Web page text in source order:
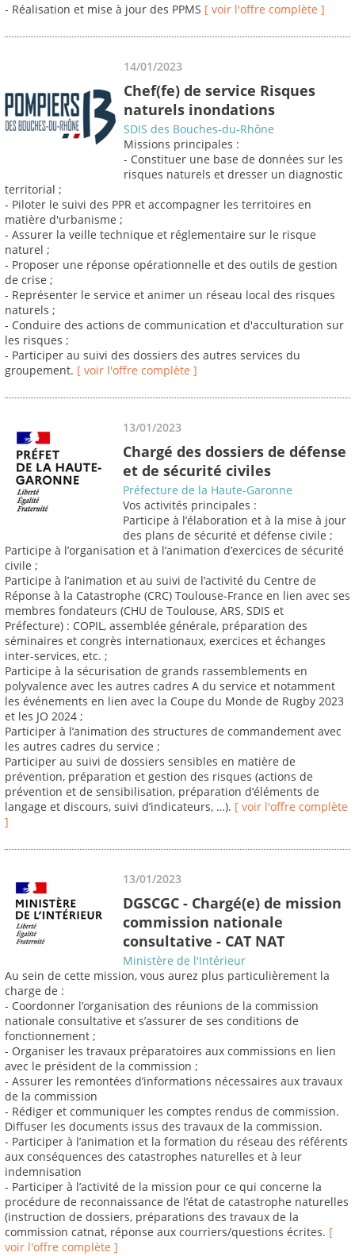
- Réalisation et mise à jour des PPMS [ voir l'offre complète ]
14/01/2023
Chef(fe) de service Risques
naturels inondations
SDIS des Bouches-du-Rhône
Missions principales :
- Constituer une base de données sur les
risques naturels et dresser un diagnostic
territorial ;
- Piloter le suivi des PPR et accompagner les territoires en
matière d'urbanisme ;
- Assurer la veille technique et réglementaire sur le risque
naturel ;
- Proposer une réponse opérationnelle et des outils de gestion
de crise ;
- Représenter le service et animer un réseau local des risques
naturels ;
- Conduire des actions de communication et d'acculturation sur
les risques ;
- Participer au suivi des dossiers des autres services du
groupement. [ voir l'offre complète ]
13/01/2023
Chargé des dossiers de défense
et de sécurité civiles
Préfecture de la Haute-Garonne
Vos activités principales :
Participe à l’élaboration et à la mise à jour
des plans de sécurité et défense civile ;
Participe à l’organisation et à l’animation d’exercices de sécurité
civile ;
Participe à l’animation et au suivi de l’activité du Centre de
Réponse à la Catastrophe (CRC) Toulouse-France en lien avec ses
membres fondateurs (CHU de Toulouse, ARS, SDIS et
Préfecture) : COPIL, assemblée générale, préparation des
séminaires et congrès internationaux, exercices et échanges
inter-services, etc. ;
Participe à la sécurisation de grands rassemblements en
polyvalence avec les autres cadres A du service et notamment
les événements en lien avec la Coupe du Monde de Rugby 2023
et les JO 2024 ;
Participer à l’animation des structures de commandement avec
les autres cadres du service ;
Participer au suivi de dossiers sensibles en matière de
prévention, préparation et gestion des risques (actions de
prévention et de sensibilisation, préparation d’éléments de
langage et discours, suivi d’indicateurs, …). [ voir l'offre complète
]
13/01/2023
DGSCGC - Chargé(e) de mission
commission nationale
consultative - CAT NAT
Ministère de l'Intérieur
Au sein de cette mission, vous aurez plus particulièrement la
charge de :
- Coordonner l’organisation des réunions de la commission
nationale consultative et s’assurer de ses conditions de
fonctionnement ;
- Organiser les travaux préparatoires aux commissions en lien
avec le président de la commission ;
- Assurer les remontées d’informations nécessaires aux travaux
de la commission
- Rédiger et communiquer les comptes rendus de commission.
Diffuser les documents issus des travaux de la commission.
- Participer à l’animation et la formation du réseau des référents
aux conséquences des catastrophes naturelles et à leur
indemnisation
- Participer à l’activité de la mission pour ce qui concerne la
procédure de reconnaissance de l’état de catastrophe naturelles
(instruction de dossiers, préparations des travaux de la
commission catnat, réponse aux courriers/questions écrites. [
voir l'offre complète ]